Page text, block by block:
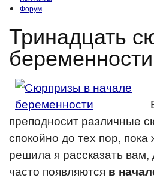
Форум
Тринадцать
преподносит различные
спокойно до тех пор,
решила я рассказать
часто появляются в